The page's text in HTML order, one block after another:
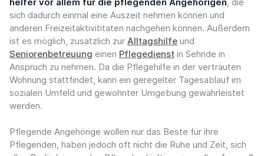
helfer vor allem für die pflegenden Angehörigen, die
sich dadurch einmal eine Auszeit nehmen können und
anderen Freizeitaktivititaten nachgehen können. Außerdem
ist es möglich, zusätzlich zur Alltagshilfe und
Seniorenbetreuung einen Pflegedienst in Sehnde in
Anspruch zu nehmen. Da die Pflegehilfe in der vertrauten
Wohnung stattfindet, kann ein geregelter Tagesablauf im
sozialen Umfeld und gewohnter Umgebung gewährleistet
werden.
Pflegende Angehörige wollen nur das Beste für ihre
Pflegenden, haben jedoch oft nicht die Ruhe und Zeit, sich